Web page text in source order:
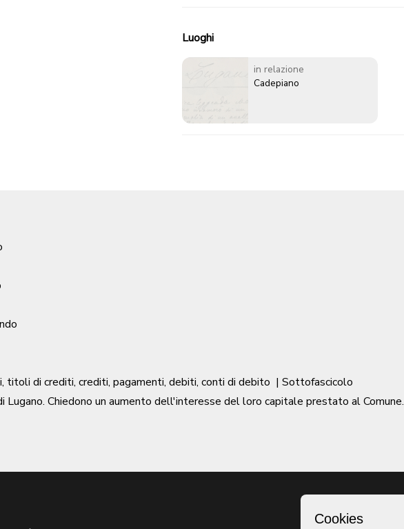
Luoghi
in relazione
Cadepiano
titoli di crediti, crediti, pagamenti, debiti, conti di debito | Sottofascicolo
Lugano. Chiedono un aumento dell'interesse del loro capitale prestato al Comune.
Cookies